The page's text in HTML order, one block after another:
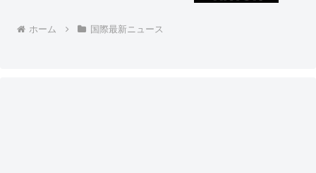
ホーム 国際最新ニュース